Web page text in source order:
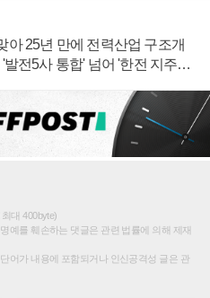
아 25년 만에 전력산업 구조개
발전5사 통합' 넘어 '한전 지주사'
대 400byte)
예를 훼손하는 댓글은 관련 법률에 의해 제재
어가 내용에 포함되거나 인신공격성 글은 관